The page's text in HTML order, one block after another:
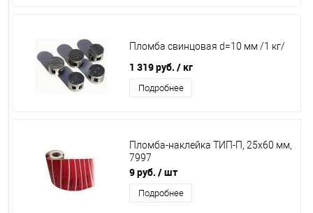
Пломба свинцовая d=10 мм /1 кг/
1 319 руб. / кг
Подробнее
Пломба-наклейка ТИП-П, 25х60 мм,
7997
9 руб. / шт
Подробнее